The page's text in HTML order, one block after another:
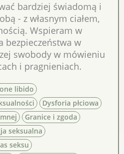
bardziej świadomą i
- z własnym ciałem,
Wspieram w
bezpieczeństwa w
swobody w mówieniu
i pragnieniach.
libido
Dysforia płciowa
Granice i zgoda
seksualna
seksu